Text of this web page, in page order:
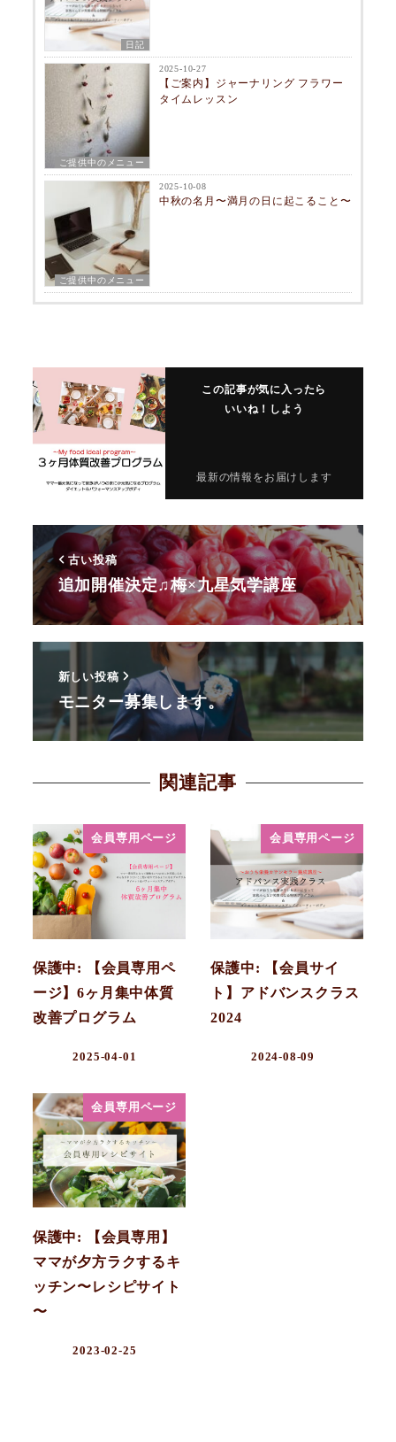
日記
ご提供中のメニュー
2025-10-27
【ご案内】ジャーナリング フラワー
タイムレッスン
ご提供中のメニュー
2025-10-08
中秋の名月〜満月の日に起こること〜
この記事が気に入ったら
いいね！しよう
最新の情報をお届けします
古い投稿
追加開催決定♫梅×九星気学講座
新しい投稿
モニター募集します。
関連記事
会員専用ページ
保護中: 【会員専用ペ
ージ】6ヶ月集中体質
改善プログラム
2025-04-01
会員専用ページ
保護中: 【会員サイ
ト】アドバンスクラス
2024
2024-08-09
会員専用ページ
保護中: 【会員専用】
ママが夕方ラクするキ
ッチン〜レシピサイト
〜
2023-02-25